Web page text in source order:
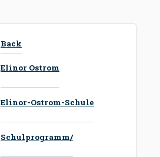
Back
Elinor Ostrom
Elinor-Ostrom-Schule
Schulprogramm/